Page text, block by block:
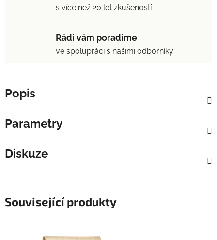
s více než 20 let zkušeností
Rádi vám poradíme
ve spolupráci s našimi odborníky
Popis
Parametry
Diskuze
Související produkty